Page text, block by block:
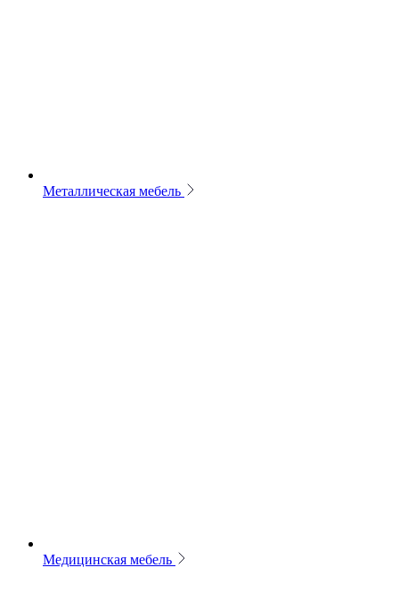
Металлическая мебель
Медицинская мебель